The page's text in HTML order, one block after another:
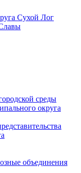
Сухой Лог
среды
округа
объединения